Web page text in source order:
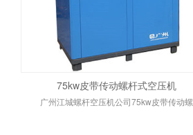
75kw皮带传动螺杆式空压机
广州江城螺杆空压机公司75kw皮带传动螺